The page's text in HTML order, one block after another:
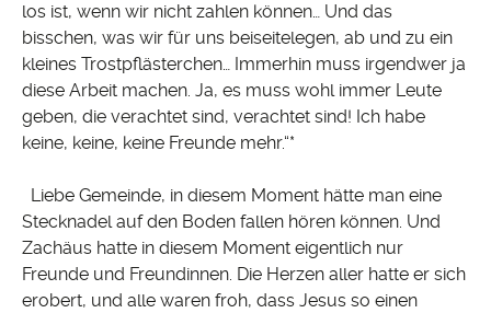
los ist, wenn wir nicht zahlen können… Und das
bisschen, was wir für uns beiseitelegen, ab und zu ein
kleines Trostpflästerchen… Immerhin muss irgendwer ja
diese Arbeit machen. Ja, es muss wohl immer Leute
geben, die verachtet sind, verachtet sind! Ich habe
keine, keine, keine Freunde mehr.“*
Liebe Gemeinde, in diesem Moment hätte man eine
Stecknadel auf den Boden fallen hören können. Und
Zachäus hatte in diesem Moment eigentlich nur
Freunde und Freundinnen. Die Herzen aller hatte er sich
erobert, und alle waren froh, dass Jesus so einen